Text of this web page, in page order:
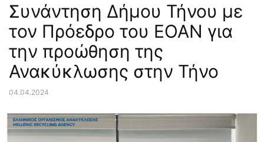
Συνάντηση Δήμου Τήνου με
τον Πρόεδρο του ΕΟΑΝ για
την προώθηση της
Ανακύκλωσης στην Τήνο
04.04.2024